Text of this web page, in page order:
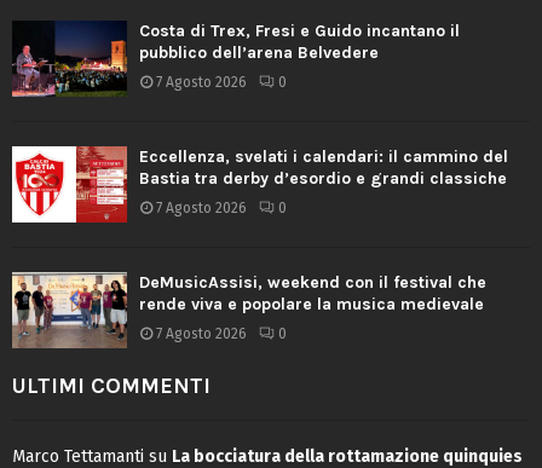
Costa di Trex, Fresi e Guido incantano il
pubblico dell’arena Belvedere
7 Agosto 2026 0
Eccellenza, svelati i calendari: il cammino del
Bastia tra derby d’esordio e grandi classiche
7 Agosto 2026 0
DeMusicAssisi, weekend con il festival che
rende viva e popolare la musica medievale
7 Agosto 2026 0
ULTIMI COMMENTI
Marco Tettamanti su La bocciatura della rottamazione quinquies